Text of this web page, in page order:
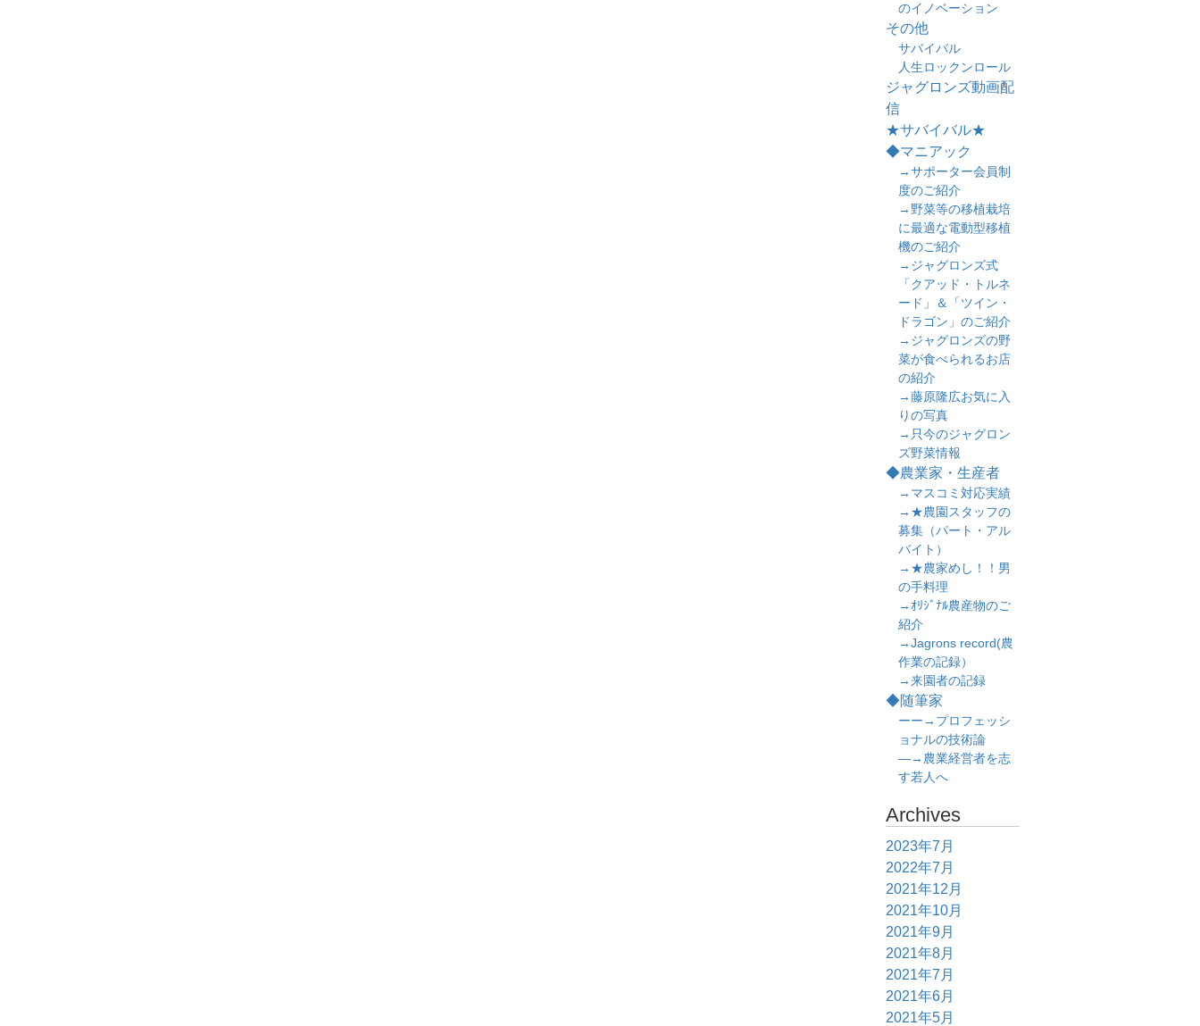
のイノベーション
その他
サバイバル
人生ロックンロール
ジャグロンズ動画配
信
★サバイバル★
◆マニアック
→サポーター会員制
度のご紹介
→野菜等の移植栽培
に最適な電動型移植
機のご紹介
→ジャグロンズ式
「クアッド・トルネ
ード」＆「ツイン・
ドラゴン」のご紹介
→ジャグロンズの野
菜が食べられるお店
の紹介
→藤原隆広お気に入
りの写真
→只今のジャグロン
ズ野菜情報
◆農業家・生産者
→マスコミ対応実績
→★農園スタッフの
募集（パート・アル
バイト）
→★農家めし！！男
の手料理
→ｵﾘｼﾞﾅﾙ農産物のご
紹介
→Jagrons record(農
作業の記録）
→来園者の記録
◆随筆家
ーー→プロフェッシ
ョナルの技術論
―→農業経営者を志
す若人へ
Archives
2023年7月
2022年7月
2021年12月
2021年10月
2021年9月
2021年8月
2021年7月
2021年6月
2021年5月